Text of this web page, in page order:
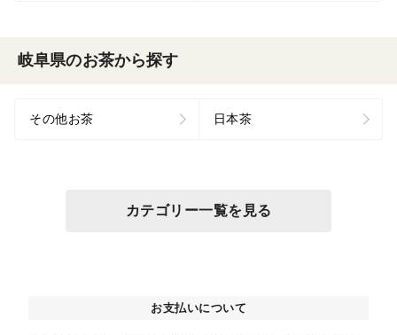
岐阜県のお茶から探す
その他お茶 日本茶
カテゴリー一覧を見る
お支払いについて